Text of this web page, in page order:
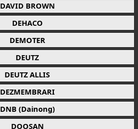
DAVID BROWN
DEHACO
DEMOTER
DEUTZ
DEUTZ ALLIS
DEZMEMBRARI
DNB (Dainong)
DOOSAN